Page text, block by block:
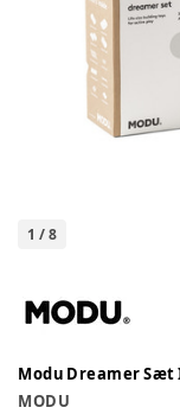
1 /8
Modu Dreamer Sæt
MODU